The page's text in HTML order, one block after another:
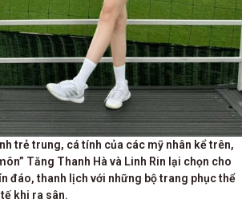
trẻ trung, cá tính của các mỹ nhân kể trên,
Tăng Thanh Hà và Linh Rin lại chọn cho
đáo, thanh lịch với những bộ trang phục thể
khi ra sân.